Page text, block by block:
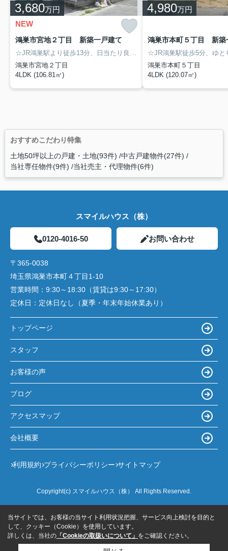
3,680万円
NEW
鴻巣市宮地２丁目 新築一戸建て
鴻巣市宮地２丁目
4LDK (106.81㎡)
4,980万円
鴻巣市本町５丁目
4LDK (120.07㎡)
おすすめこだわり特集
土地50坪以上の戸建・土地(93件) 中古戸建物件(27件)
当社専任物件(9件) 当社売主・代理物件(6件)
スマイルハウス（株）
0120-4016-50 お問い合わせ
〒365-0038
埼玉県鴻巣市本町４丁目1-10
営業時間： 9:30～18:30（賃貸は9:30～17:30）
定休日： 定休日なし（夏季・年末年始休業あり）
トップページ
スタッフ
お客様の声
ブログ
アクセスマップ
会社概要
利用規約 プライバシーポリシー サイトマップ
Copyright(c) スマイルハウス（株） All Rights Reserved.
当サイトでは、お客様の当サイト利用状況把握、サービス向上検討を目的と
して、クッキー（Cookie）を使用しています。
詳しくは、当社の 「Cookieの取扱いについて」 をご確認ください。